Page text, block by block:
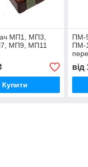
МП1, МП3,
МП9, МП11
Купити
ПМ-
ПМ-
від